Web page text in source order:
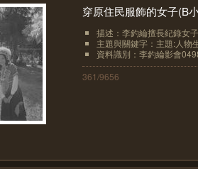
穿原住民服飾的女子(B
描述：李釣綸擅長紀錄女
主題與關鍵字：主題:人物
資料識別：李釣綸影會
361/9656